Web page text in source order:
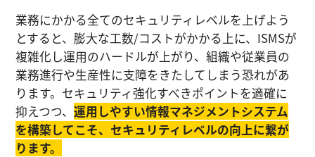
業務にかかる全てのセキュリティレベルを上げよう
とすると、膨大な工数/コストがかかる上に、ISMSが
複雑化し運⽤のハードルが上がり、組織や従業員の
業務進⾏や生産性に⽀障をきたしてしまう恐れがあ
ります。セキュリティ強化すべきポイントを適確に
抑えつつ、運⽤しやすい情報マネジメントシステム
を構築してこそ、セキュリティレベルの向上に繋が
ります。